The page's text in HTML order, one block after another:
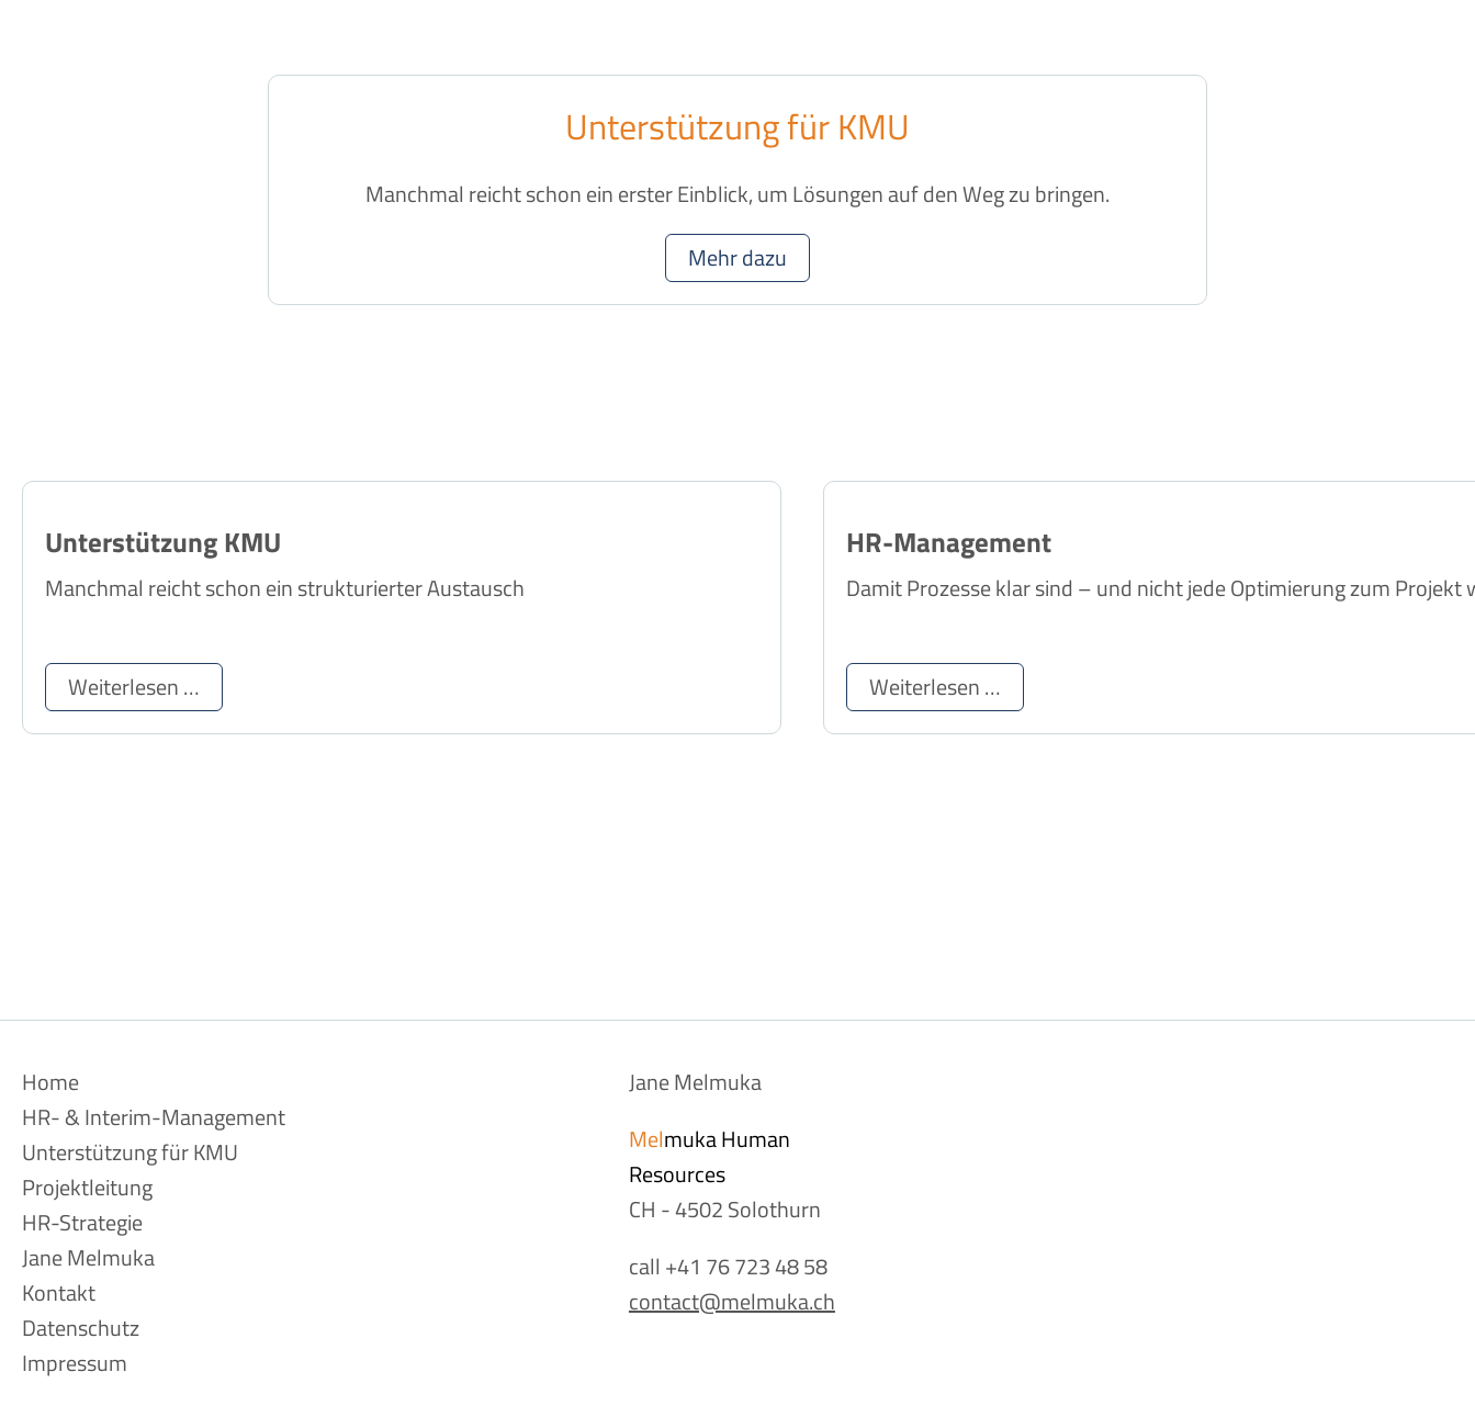
Unterstützung für KMU
Manchmal reicht schon ein erster Einblick, um Lösungen auf den Weg zu bringen.
Mehr dazu
Unterstützung KMU
Manchmal reicht schon ein strukturierter Austausch
Weiterlesen …
HR-Management
Damit Prozesse klar sind – und nicht jede Optimierung zum Projekt
Weiterlesen …
Navigation
überspringen
Home
HR- & Interim-Management
Unterstützung für KMU
Projektleitung
HR-Strategie
Jane Melmuka
Kontakt
Datenschutz
Impressum
Jane Melmuka
Melmuka Human
Resources
CH - 4502 Solothurn
call +41 76 723 48 58
contact@melmuka.ch